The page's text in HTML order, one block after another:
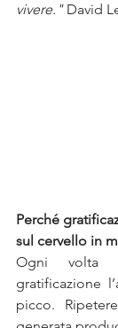
vivere." David
Perché
sul cervello in
Ogni volta
gratificazione
picco.